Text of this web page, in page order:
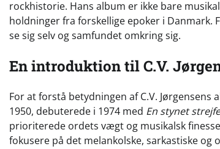
rockhistorie. Hans album er ikke bare
holdninger fra forskellige epoker i Danmark.
se sig selv og samfundet omkring sig.
En introduktion til C.V.
For at forstå betydningen af C.V.
1950, debuterede i 1974 med En stynet
prioriterede ordets vægt og musikalsk
fokusere på det melankolske, sarkastiske